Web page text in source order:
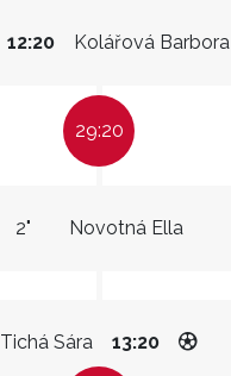
Kolářová Barbora
12:20
29:20
Novotná Ella
2"
Tichá Sára 13:20